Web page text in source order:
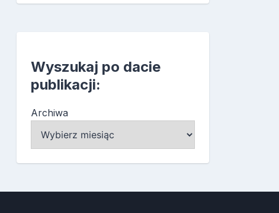
Wyszukaj po dacie
publikacji:
Archiwa